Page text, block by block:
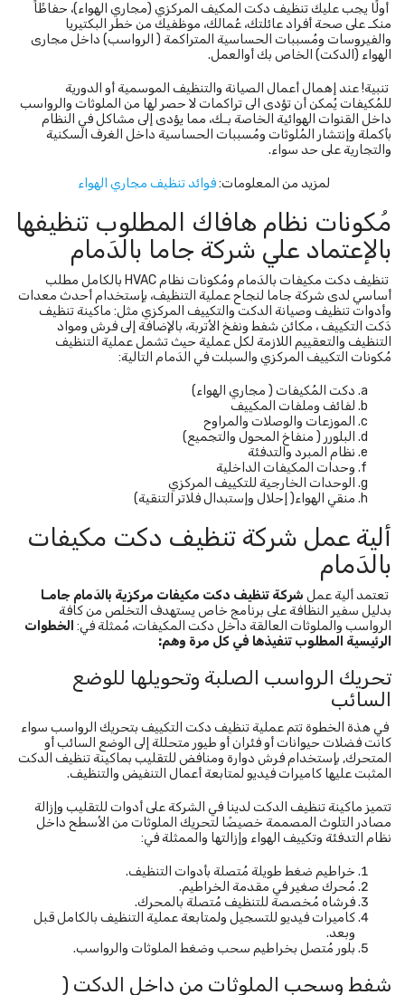
أولًا يجب عليك تنظيف دكت المكيف المركزي (مجاري الهواء)، حفاظًاً
منكـ على صحة أفراد عائلتك، عُمالك، موظفيك من خطر البكتيريا
والفيروسات ومُسببات الحساسية المتراكمة ( الرواسب) داخل مجارى
الهواء (الدكت) الخاص بك أوالعمل.
تنبية! عند إهمال أعمال الصيانة والتنظيف الموسمية أو الدورية
للمُكيفات يُمكن أن تؤدى الى تراكمات لا حصر لها من الملوثات والرواسب
داخل القنوات الهوائية الخاصة بـك، مما يؤدى إلى مشاكل في النظام
بأكملة وإنتشار المُلوثات ومُسببات الحساسية داخل الغرف السكنية
والتجارية على حد سواء.
لمزيد من المعلومات:فوائد تنظيف مجاري الهواء
مُكونات نظام هافاك المطلوب تنظيفها
بالإعتماد علي شركة جاما بالدَمام
تنظيف دكت مكيفات بالدَمام ومُكونات نظام HVAC بالكامل مطلب
أساسي لدى شركة جاما لنجاح عملية التنظيف، بإستخدام أحدث معدات
وأدوات تنظيف وصيانة الدكت والتكييف المركزي مثل: ماكينة تنظيف
دَكت التكييف ، مكائن شفط ونفخ الأتربة، بالإضافة إلى فرش ومواد
التنظيف والتعقييم اللازمة لكل عملية حيث تشمل عملية التنظيف
مُكونات التكييف المركزي والسبلت في الدَمام التالية:
دكت المُكيفات ( مجاري الهواء)
لفائف وملفات المكييف
الموزعات والوصلات والمراوح
البلورر ( منفاخ المحول والتجميع)
نظام المبرد والتدفئة
وحدات المكيفات الداخلية
الوحدات الخارجية للتكييف المركزي
منقي الهواء( إحلال وإستبدال فلاتر التنقية)
ألية عمل شركة تنظيف دكت مكيفات
بالدَمام
تعتمد ألية عمل شركة تنظيف دكت مكيفات مركزية بالدَمام جامـا
بدليل سفير النظافة على برنامج خاص يستهدف التخلص من كافة
الرواسب والملوثات العالقة داخل دكت المكيفات، مُمثلة في: الخطوات
الرئيسية المطلوب تنفيذها في كل مرة وهم:
تحريك الرواسب الصلبة وتحويلها للوضع
السائب
في هذة الخطوة تتم عملية تنظيف دكت التكييف بتحريك الرواسب سواء
كانت فضلات حيوانات أو فئران أو طيور متحللة إلى الوضع السائب أو
المتحرك, بإستخدام فرش دوارة ومنافض للتقليب بماكينة تنظيف الدكت
المثبت عليها كاميرات فيديو لمتابعة أعمال التنفيض والتنظيف.
تتميز ماكينة تنظيف الدكت لدينا في الشركة على أدوات للتقليب وإزالة
مصادر التلوث المصممة خصيصًا لتحريك الملوثات من الأسطح داخل
نظام التدفئة وتكييف الهواء وإزالتها والممثلة في:
خراطيم ضغط طويلة مُتصلة بأدوات التنظيف.
مُحرك صغير في مقدمة الخراطيم.
فرشاه مُخصصة للتنظيف مُتصلة بالمحرك.
كاميرات فيديو للتسجيل ولمتابعة عملية التنظيف بالكامل قبل
وبعد.
بلور مُتصل بخراطيم سحب وضغط الملوثات والرواسب.
شفط وسحب الملوثات من داخل الدكت (